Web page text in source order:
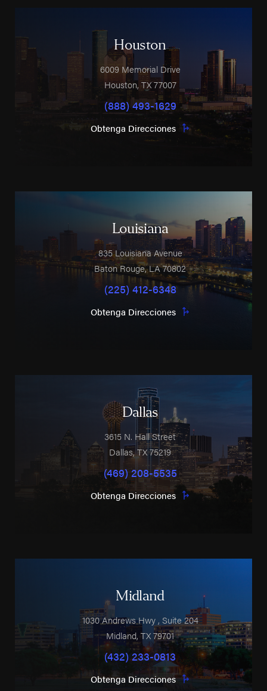
Houston
6009 Memorial Drive
Houston,TX 77007
(888) 493-1629
Obtenga Direcciones
Louisiana
835 Louisiana Avenue
Baton Rouge,LA70802
(225) 412-6348
Obtenga Direcciones
Dallas
3615 N. Hall Street
Dallas,TX75219
(469) 208-5535
Obtenga Direcciones
Midland
1030 Andrews Hwy, Suite 204
Midland,TX79701
(432) 233-0813
Obtenga Direcciones